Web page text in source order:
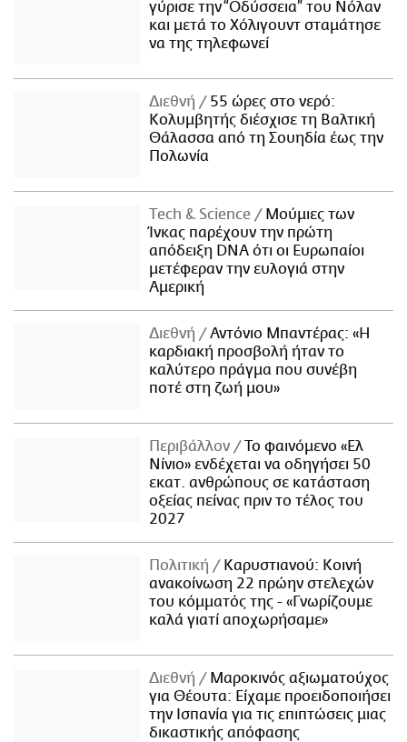
γύρισε την “Οδύσσεια” του Νόλαν
και μετά το Χόλιγουντ σταμάτησε
να της τηλεφωνεί
Διεθνή
55 ώρες στο νερό:
Κολυμβητής διέσχισε τη Βαλτική
Θάλασσα από τη Σουηδία έως την
Πολωνία
Τech & Science
Μούμιες των
Ίνκας παρέχουν την πρώτη
απόδειξη DNA ότι οι Ευρωπαίοι
μετέφεραν την ευλογιά στην
Αμερική
Διεθνή
Αντόνιο Μπαντέρας: «Η
καρδιακή προσβολή ήταν το
καλύτερο πράγμα που συνέβη
ποτέ στη ζωή μου»
Περιβάλλον
Το φαινόμενο «Ελ
Νίνιο» ενδέχεται να οδηγήσει 50
εκατ. ανθρώπους σε κατάσταση
οξείας πείνας πριν το τέλος του
2027
Πολιτική
Καρυστιανού: Κοινή
ανακοίνωση 22 πρώην στελεχών
του κόμματός της - «Γνωρίζουμε
καλά γιατί αποχωρήσαμε»
Διεθνή
Μαροκινός αξιωματούχος
για Θέουτα: Είχαμε προειδοποιήσει
την Ισπανία για τις επιπτώσεις μιας
δικαστικής απόφασης